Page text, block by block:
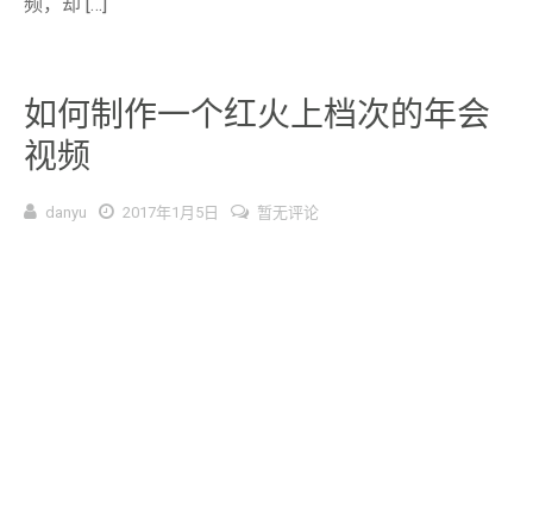
如何制作一个红火上档次的年会
视频
danyu 2017年1月5日 暂无评论